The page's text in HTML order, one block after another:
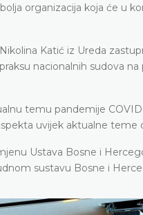
organizacija koja će u
Katić iz Ureda
nacionalnih sudova
temu pandemije
uvijek aktualne teme
Ustava Bosne i
sustavu Bosne i